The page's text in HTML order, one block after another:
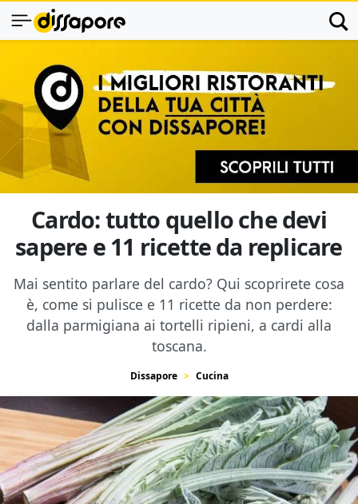
Cardo: tutto quello che devi
sapere e 11 ricette da replicare
Mai sentito parlare del cardo? Qui scoprirete cosa
è, come si pulisce e 11 ricette da non perdere:
dalla parmigiana ai tortelli ripieni, a cardi alla
toscana.
Dissapore Cucina